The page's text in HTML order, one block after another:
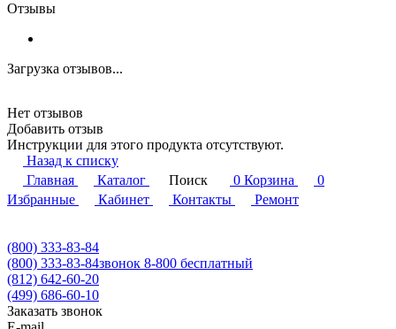
Отзывы
Загрузка отзывов...
Нет отзывов
Добавить отзыв
Инструкции для этого продукта отсутствуют.
Назад к списку
Главная
Каталог Поиск 0 Корзина
0
Избранные
Кабинет Контакты Ремонт
(800) 333-83-84
(800) 333-83-84звонок 8-800 бесплатный
(812) 642-60-20
(499) 686-60-10
Заказать звонок